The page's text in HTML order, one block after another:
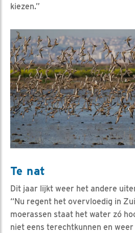
kiezen.”
Te nat
Dit jaar lijkt weer het andere
“Nu regent het overvloedig in
moerassen staat het water zó
niet eens terechtkunnen en